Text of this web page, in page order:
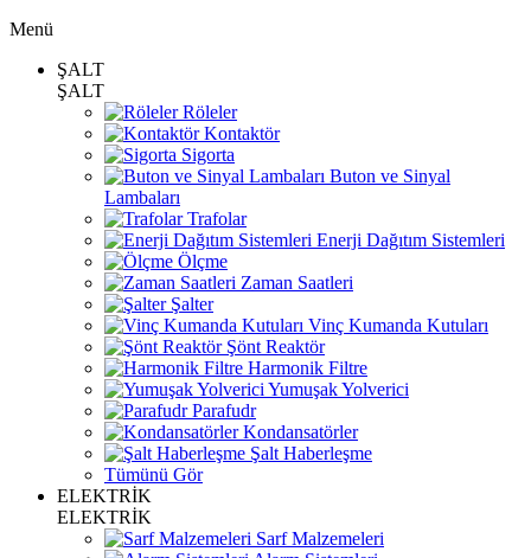
Menü
ŞALT
ŞALT
Röleler
Kontaktör
Sigorta
Buton ve Sinyal
Lambaları
Trafolar
Enerji Dağıtım Sistemleri
Ölçme
Zaman Saatleri
Şalter
Vinç Kumanda Kutuları
Şönt Reaktör
Harmonik Filtre
Yumuşak Yolverici
Parafudr
Kondansatörler
Şalt Haberleşme
Tümünü Gör
ELEKTRİK
ELEKTRİK
Sarf Malzemeleri